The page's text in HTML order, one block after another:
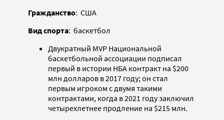
Гражданство: США
Вид спорта: баскетбол
Двукратный MVP Национальной
баскетбольной ассоциации подписал
первый в истории НБА контракт на $200
млн долларов в 2017 году; он стал
первым игроком с двумя такими
контрактами, когда в 2021 году заключил
четырехлетнее продление на $215 млн.